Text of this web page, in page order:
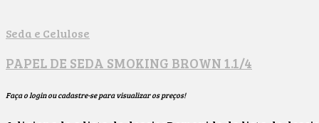
Seda e Celulose
PAPEL DE SEDA SMOKING BROWN 1.1/4
Faça o login ou cadastre-se para visualizar os preços!